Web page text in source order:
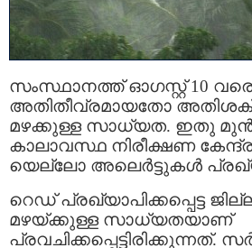
സംസ്ഥാനത്ത് ഓഗസ്റ്റ് 10
അതിതീവ്രമായതോ
മഴക്കുള്ള സാധ്യത. ഇതു
കാലാവസ്ഥ നിരീക്ഷണ
യെല്ലോ അലെര്‍ട്ടുകള്‍
റെഡ് പ്രഖ്യാപിക്കപ്പെട്ട
മഴയ്ക്കുള്ള സാധ്യതയാണ്
പ്രവചിക്കപ്പെട്ടിരിക്കുന്നത്.